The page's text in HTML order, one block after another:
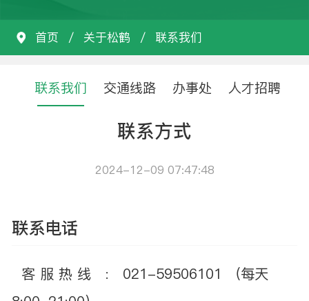
首页 / 关于松鹤 / 联系我们
联系我们 交通线路 办事处 人才招聘
联系方式
2024-12-09 07:47:48
联系电话
客 服 热 线 : 021-59506101 （每天